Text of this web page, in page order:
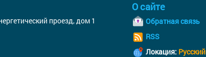
проезд, дом 1
О сайте
Обратная связь
RSS
Локация: Русский